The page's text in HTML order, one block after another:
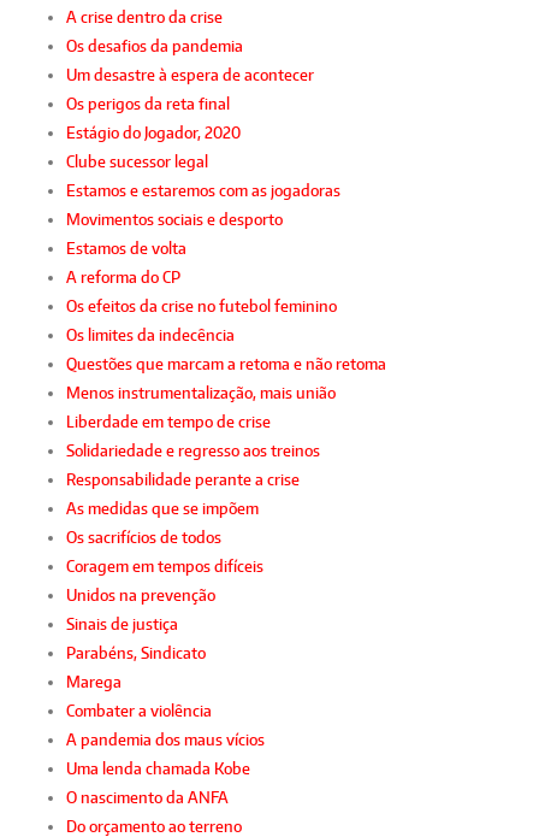
A crise dentro da crise
Os desafios da pandemia
Um desastre à espera de acontecer
Os perigos da reta final
Estágio do Jogador, 2020
Clube sucessor legal
Estamos e estaremos com as jogadoras
Movimentos sociais e desporto
Estamos de volta
A reforma do CP
Os efeitos da crise no futebol feminino
Os limites da indecência
Questões que marcam a retoma e não retoma
Menos instrumentalização, mais união
Liberdade em tempo de crise
Solidariedade e regresso aos treinos
Responsabilidade perante a crise
As medidas que se impõem
Os sacrifícios de todos
Coragem em tempos difíceis
Unidos na prevenção
Sinais de justiça
Parabéns, Sindicato
Marega
Combater a violência
A pandemia dos maus vícios
Uma lenda chamada Kobe
O nascimento da ANFA
Do orçamento ao terreno